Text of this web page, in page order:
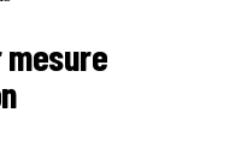
mesure